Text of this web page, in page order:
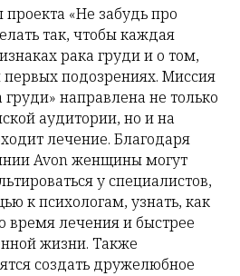
«Не забудь про
так, чтобы каждая
рака груди и о том,
первых подозрениях. Миссия
направлена не только
аудитории, но и на
лечение. Благодаря
Avon женщины могут
у специалистов,
к психологам, узнать, как
время лечения и быстрее
жизни. Также
создать дружелюбное